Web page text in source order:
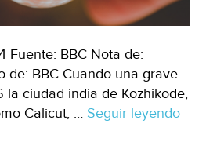
Fuente: BBC Nota de:
de: BBC Cuando una grave
la ciudad india de Kozhikode,
Calicut, … Seguir leyendo